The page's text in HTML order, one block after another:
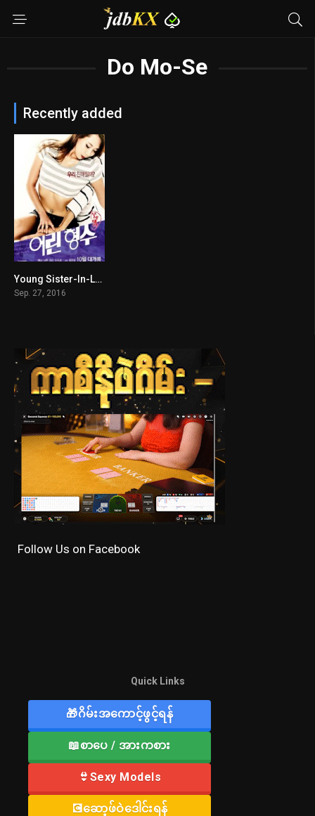
Do Mo-Se
Recently added
n/AYoung Sister-In-Law
Sep. 27, 2016
Follow Us on Facebook
Quick Links
🎁ဂိမ်းအကောင့်ဖွင့်ရန်
📖စာပေ / အားကစား
👙Sexy Models
💽ဆော့ဖ်ဝဲဒေါင်းရန်